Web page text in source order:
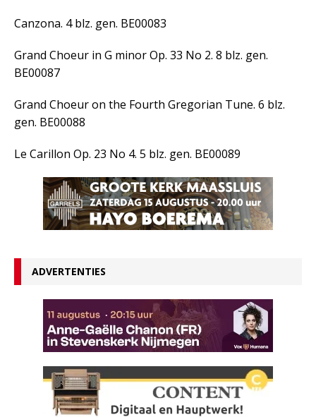
Canzona. 4 blz. gen. BE00083
Grand Choeur in G minor Op. 33 No 2. 8 blz. gen.
BE00087
Grand Choeur on the Fourth Gregorian Tune. 6 blz.
gen. BE00088
Le Carillon Op. 23 No 4. 5 blz. gen. BE00089
ADVERTENTIES